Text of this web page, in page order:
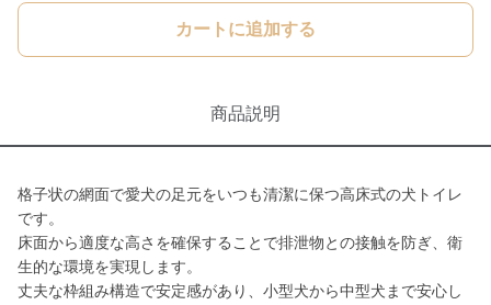
カートに追加する
商品説明
格子状の網面で愛犬の足元をいつも清潔に保つ高床式の犬トイレ
です。
床面から適度な高さを確保することで排泄物との接触を防ぎ、衛
生的な環境を実現します。
丈夫な枠組み構造で安定感があり、小型犬から中型犬まで安心し